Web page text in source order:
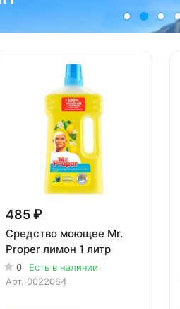
485 ₽
Средство моющее Mr.
Proper лимон 1 литр
0
Есть в наличии
Арт. 0022064